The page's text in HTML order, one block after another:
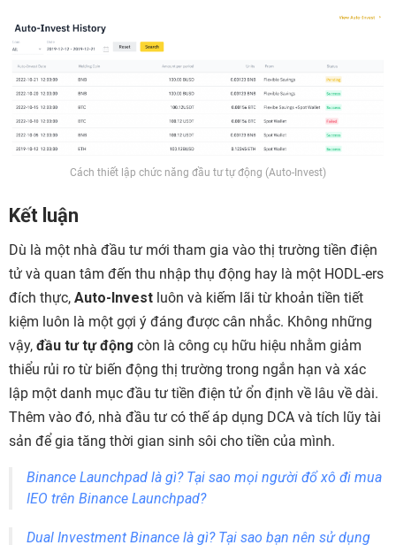
Cách thiết lập chức năng đầu tư tự động (Auto-Invest)
Kết luận
Dù là một nhà đầu tư mới tham gia vào thị trường tiền điện
tử và quan tâm đến thu nhập thụ động hay là một HODL-ers
đích thực, Auto-Invest luôn và kiếm lãi từ khoản tiền tiết
kiệm luôn là một gợi ý đáng được cân nhắc. Không những
vậy, đầu tư tự động còn là công cụ hữu hiệu nhằm giảm
thiểu rủi ro từ biến động thị trường trong ngắn hạn và xác
lập một danh mục đầu tư tiền điện tử ổn định về lâu về dài.
Thêm vào đó, nhà đầu tư có thế áp dụng DCA và tích lũy tài
sản để gia tăng thời gian sinh sôi cho tiền của mình.
Binance Launchpad là gì? Tại sao mọi người đổ xô đi mua
IEO trên Binance Launchpad?
Dual Investment Binance là gì? Tại sao bạn nên sử dụng